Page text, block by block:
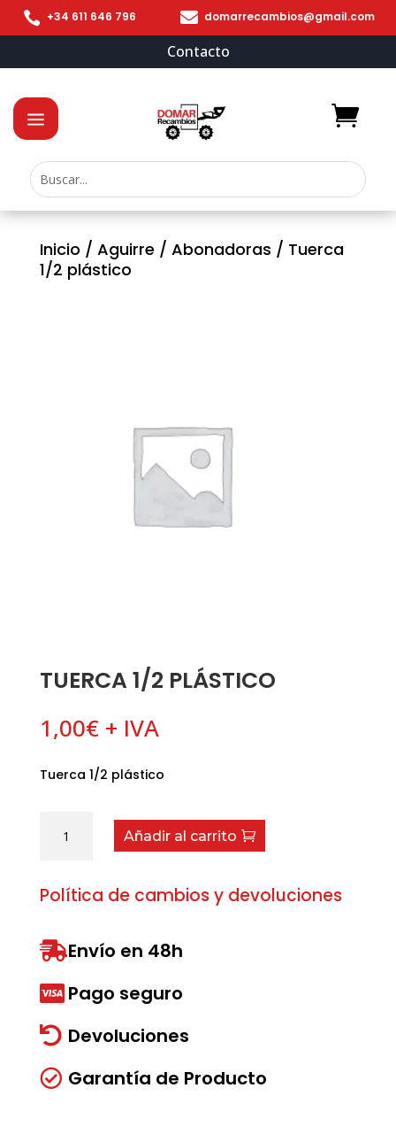
 +34 611 646 796  domarrecambios@gmail.com
Contacto
Inicio / Aguirre / Abonadoras / Tuerca
1/2 plástico
TUERCA 1/2 PLÁSTICO
1,00€ + IVA
Tuerca 1/2 plástico
Añadir al carrito
Política de cambios y devoluciones
Envío en 48h
 Pago seguro
 Devoluciones
 Garantía de Producto